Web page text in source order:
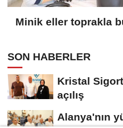
Minik eller toprakla
SON HABERLER
Kristal
açılış
Alanya'nın